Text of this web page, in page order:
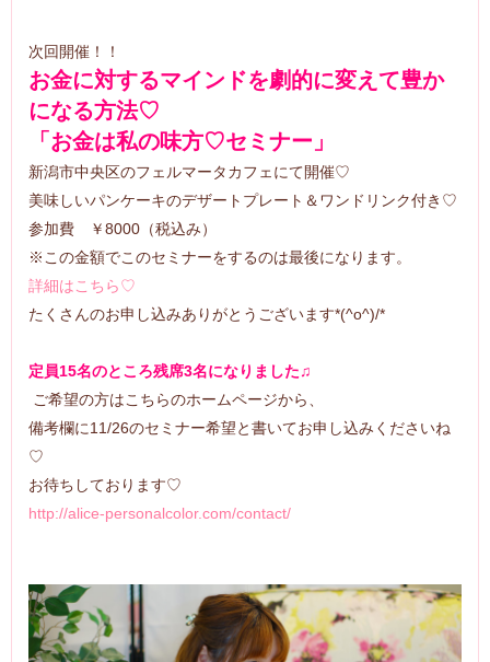
次回開催！！
お金に対するマインドを劇的に変えて豊か
になる方法♡
「お金は私の味方♡セミナー」
新潟市中央区のフェルマータカフェにて開催♡
美味しいパンケーキのデザートプレート＆ワンドリンク付き♡
参加費 ￥8000（税込み）
※この金額でこのセミナーをするのは最後になります。
詳細はこちら♡
たくさんのお申し込みありがとうございます*(^o^)/*
定員15名のところ残席3名になりました♫
ご希望の方はこちらのホームページから、
備考欄に11/26のセミナー希望と書いてお申し込みくださいね
♡
お待ちしております♡
http://alice-personalcolor.com/contact/